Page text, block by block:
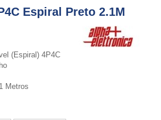
Espiral Preto 2.1M
(Espiral) 4P4C
Metros